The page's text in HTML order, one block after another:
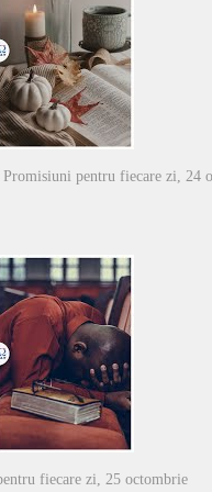
pentru fiecare zi, 24
fiecare zi, 25 octombrie